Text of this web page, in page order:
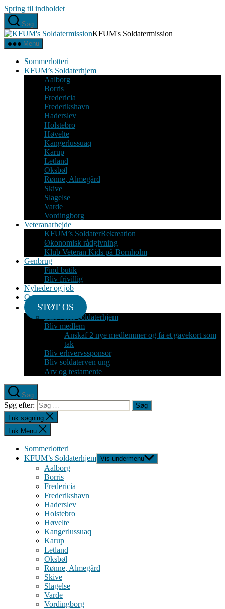
Spring til indholdet
Søg
KFUM's Soldatermission
Menu
Sommerlotteri
KFUM’s Soldaterhjem
Aalborg
Borris
Fredericia
Frederikshavn
Haderslev
Holstebro
Høvelte
Kangerlussuaq
Karup
Letland
Oksbøl
Rønne, Almegård
Skive
Slagelse
Varde
Vordingborg
Veteranarbejde
KFUM’s SoldaterRekreation
Økonomisk rådgivning
Klub Veteran Kids på Bornholm
Genbrug
Find butik
Bliv frivillig
Nyheder og job
Om
STØT OS
Støt vores soldaterhjem
Bliv medlem
Anskaf 2 nye medlemmer og få et gavekort som
tak
Bliv erhvervssponsor
Bliv soldaterven ung
Arv og testamente
Søg
Søg efter:
Luk søgning
Luk Menu
Sommerlotteri
KFUM’s Soldaterhjem Vis undermenu
Aalborg
Borris
Fredericia
Frederikshavn
Haderslev
Holstebro
Høvelte
Kangerlussuaq
Karup
Letland
Oksbøl
Rønne, Almegård
Skive
Slagelse
Varde
Vordingborg